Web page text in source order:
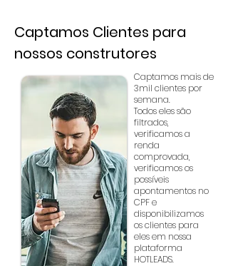
Captamos Clientes para
nossos construtores
Captamos mais de
3mil clientes por
semana.
Todos eles são
filtrados,
verificamos a
renda
comprovada,
verificamos os
possíveis
apontamentos no
CPF e
disponibilizamos
os clientes para
eles em nossa
plataforma
HOTLEADS.